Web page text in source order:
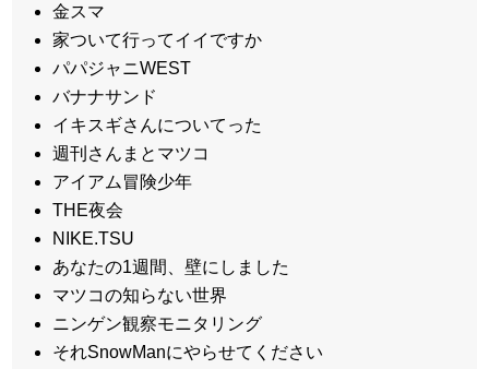
金スマ
家ついて行ってイイですか
パパジャニWEST
バナナサンド
イキスギさんについてった
週刊さんまとマツコ
アイアム冒険少年
THE夜会
NIKE.TSU
あなたの1週間、壁にしました
マツコの知らない世界
ニンゲン観察モニタリング
それSnowManにやらせてください